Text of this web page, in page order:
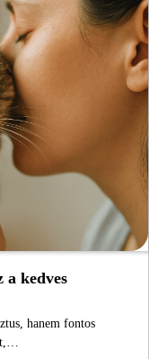
a kedves
hanem fontos